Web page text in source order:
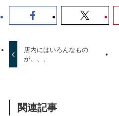
店内にはいろんなもの
が、、、
関連記事